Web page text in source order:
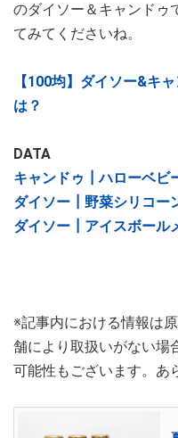
のダイソー＆キャンドゥ
てみてくださいね。
【100均】ダイソー&キ
は？
DATA
キャンドゥ┃ハローベ
ダイソー┃野菜シリコー
ダイソー┃アイスボール
※記事内における情報は
舗により取扱いがない場
可能性もございます。あ